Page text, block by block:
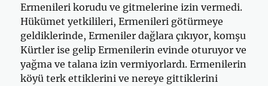
Ermenileri korudu ve gitmelerine izin vermedi.
Hükümet yetkilileri, Ermenileri götürmeye
geldiklerinde, Ermeniler dağlara çıkıyor, komşu
Kürtler ise gelip Ermenilerin evinde oturuyor ve
yağma ve talana izin vermiyorlardı. Ermenilerin
köyü terk ettiklerini ve nereye gittiklerini